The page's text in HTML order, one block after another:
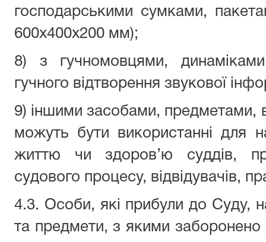
господарськими сумками,
600х400х200 мм);
8) з гучномовцями,
гучного відтворення звукової
9) іншими засобами, предметами,
можуть бути використанні для
життю чи здоров’ю суддів,
судового процесу, відвідувачів,
4.3. Особи, які прибули до Суду,
та предмети, з якими